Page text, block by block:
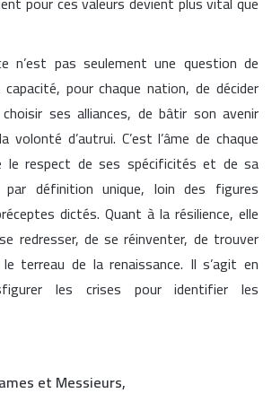
n’est pas seulement une question de
pour chaque nation, de décider
ses alliances, de bâtir son avenir
volonté d’autrui. C’est l’âme de chaque
le respect de ses spécificités et de sa
par définition unique, loin des figures
dictés. Quant à la résilience, elle
redresser, de se réinventer, de trouver
terreau de la renaissance. Il s’agit en
les crises pour identifier les
et Messieurs,